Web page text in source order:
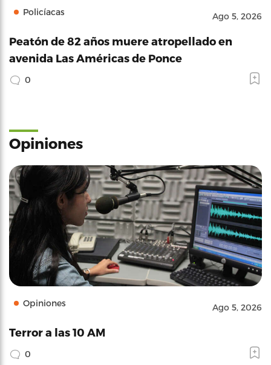
Policíacas Ago 5, 2026
Peatón de 82 años muere atropellado en
avenida Las Américas de Ponce
0
Opiniones
Opiniones Ago 5, 2026
Terror a las 10 AM
0